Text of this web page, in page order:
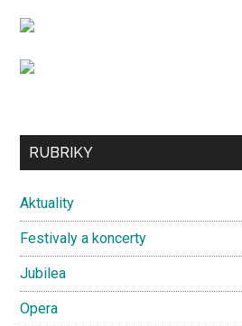
...
Secondary
RUBRIKY
Aktuality
Festivaly a koncerty
Jubilea
Opera